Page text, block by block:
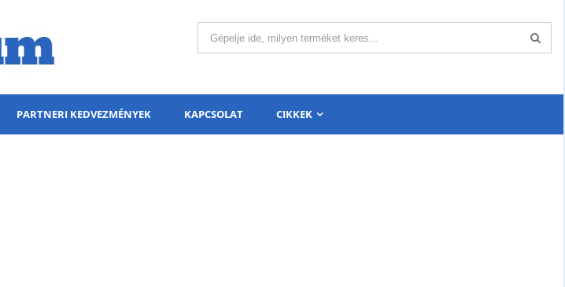
PARTNERI KEDVEZMÉNYEK KAPCSOLAT CIKKEK